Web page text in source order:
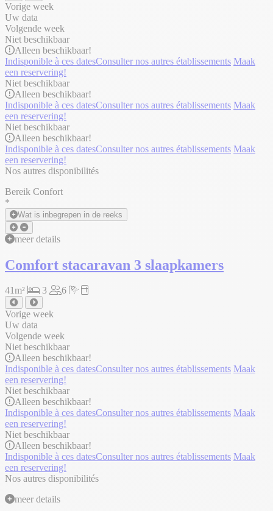
Vorige week
Uw data
Volgende week
Niet beschikbaar
Alleen beschikbaar!
Indisponible à ces datesConsulter nos autres établissements Maak
een reservering!
Niet beschikbaar
Alleen beschikbaar!
Indisponible à ces datesConsulter nos autres établissements Maak
een reservering!
Niet beschikbaar
Alleen beschikbaar!
Indisponible à ces datesConsulter nos autres établissements Maak
een reservering!
Nos autres disponibilités
Bereik Confort
*
Wat is inbegrepen in de reeks
meer details
Comfort stacaravan 3 slaapkamers
41m² 3 6
Vorige week
Uw data
Volgende week
Niet beschikbaar
Alleen beschikbaar!
Indisponible à ces datesConsulter nos autres établissements Maak
een reservering!
Niet beschikbaar
Alleen beschikbaar!
Indisponible à ces datesConsulter nos autres établissements Maak
een reservering!
Niet beschikbaar
Alleen beschikbaar!
Indisponible à ces datesConsulter nos autres établissements Maak
een reservering!
Nos autres disponibilités
meer details